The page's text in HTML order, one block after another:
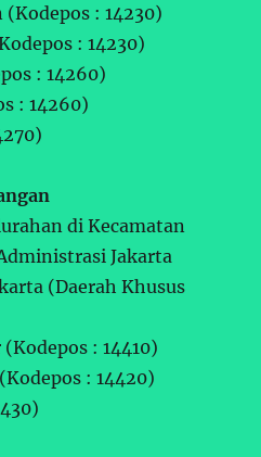
(Kodepos : 14230)
: 14230)
: 14260)
: 14260)
di Kecamatan
Jakarta
(Daerah Khusus
: 14410)
: 14420)